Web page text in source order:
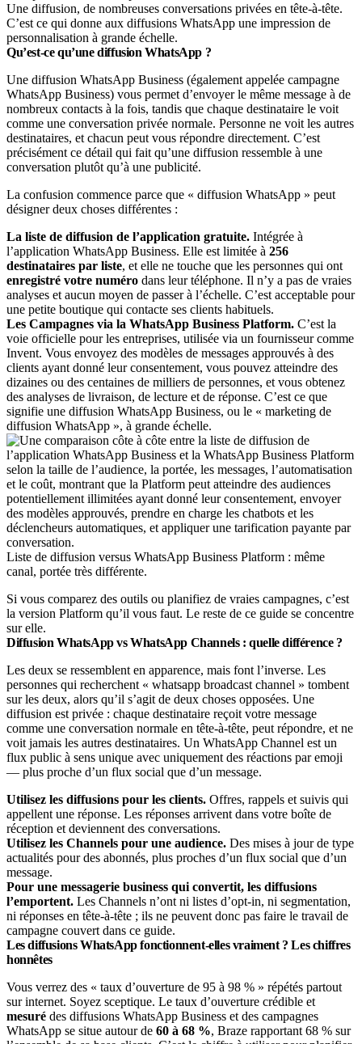
Une diffusion, de nombreuses conversations privées en tête-à-tête.
C’est ce qui donne aux diffusions WhatsApp une impression de
personnalisation à grande échelle.
Qu’est-ce qu’une diffusion WhatsApp ?
Une diffusion WhatsApp Business (également appelée campagne
WhatsApp Business) vous permet d’envoyer le même message à de
nombreux contacts à la fois, tandis que chaque destinataire le voit
comme une conversation privée normale. Personne ne voit les autres
destinataires, et chacun peut vous répondre directement. C’est
précisément ce détail qui fait qu’une diffusion ressemble à une
conversation plutôt qu’à une publicité.
La confusion commence parce que « diffusion WhatsApp » peut
désigner deux choses différentes :
La liste de diffusion de l’application gratuite. Intégrée à
l’application WhatsApp Business. Elle est limitée à 256
destinataires par liste, et elle ne touche que les personnes qui ont
enregistré votre numéro dans leur téléphone. Il n’y a pas de vraies
analyses et aucun moyen de passer à l’échelle. C’est acceptable pour
une petite boutique qui contacte ses clients habituels.
Les Campagnes via la WhatsApp Business Platform. C’est la
voie officielle pour les entreprises, utilisée via un fournisseur comme
Invent. Vous envoyez des modèles de messages approuvés à des
clients ayant donné leur consentement, vous pouvez atteindre des
dizaines ou des centaines de milliers de personnes, et vous obtenez
des analyses de livraison, de lecture et de réponse. C’est ce que
signifie une diffusion WhatsApp Business, ou le « marketing de
diffusion WhatsApp », à grande échelle.
Liste de diffusion versus WhatsApp Business Platform : même
canal, portée très différente.
Si vous comparez des outils ou planifiez de vraies campagnes, c’est
la version Platform qu’il vous faut. Le reste de ce guide se concentre
sur elle.
Diffusion WhatsApp vs WhatsApp Channels : quelle différence ?
Les deux se ressemblent en apparence, mais font l’inverse. Les
personnes qui recherchent « whatsapp broadcast channel » tombent
sur les deux, alors qu’il s’agit de deux choses opposées. Une
diffusion est privée : chaque destinataire reçoit votre message
comme une conversation normale en tête-à-tête, peut répondre, et ne
voit jamais les autres destinataires. Un WhatsApp Channel est un
flux public à sens unique avec uniquement des réactions par emoji
— plus proche d’un flux social que d’un message.
Utilisez les diffusions pour les clients. Offres, rappels et suivis qui
appellent une réponse. Les réponses arrivent dans votre boîte de
réception et deviennent des conversations.
Utilisez les Channels pour une audience. Des mises à jour de type
actualités pour des abonnés, plus proches d’un flux social que d’un
message.
Pour une messagerie business qui convertit, les diffusions
l’emportent. Les Channels n’ont ni listes d’opt-in, ni segmentation,
ni réponses en tête-à-tête ; ils ne peuvent donc pas faire le travail de
campagne couvert dans ce guide.
Les diffusions WhatsApp fonctionnent-elles vraiment ? Les chiffres
honnêtes
Vous verrez des « taux d’ouverture de 95 à 98 % » répétés partout
sur internet. Soyez sceptique. Le taux d’ouverture crédible et
mesuré des diffusions WhatsApp Business et des campagnes
WhatsApp se situe autour de 60 à 68 %, Braze rapportant 68 % sur